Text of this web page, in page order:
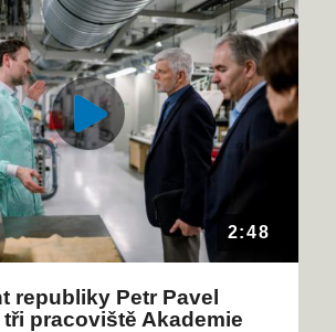
2:48
republiky Petr Pavel
pracoviště Akademie